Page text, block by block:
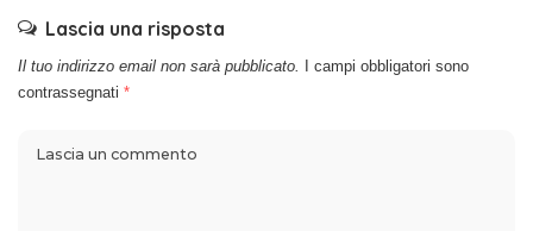
Lascia una risposta
Il tuo indirizzo email non sarà pubblicato.
I campi obbligatori sono
contrassegnati *